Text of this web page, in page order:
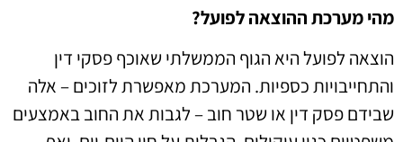
מהי מערכת ההוצאה לפועל?
הוצאה לפועל היא הגוף הממשלתי שאוכף פסקי דין
והתחייבויות כספיות. המערכת מאפשרת לזוכים – אלה
שבידם פסק דין או שטר חוב – לגבות את החוב באמצעים